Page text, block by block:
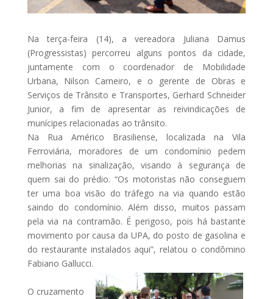
Na terça-feira (14), a vereadora Juliana Damus
(Progressistas) percorreu alguns pontos da cidade,
juntamente com o coordenador de Mobilidade
Urbana, Nilson Carneiro, e o gerente de Obras e
Serviços de Trânsito e Transportes, Gerhard Schneider
Junior, a fim de apresentar as reivindicações de
munícipes relacionadas ao trânsito.
Na Rua Américo Brasiliense, localizada na Vila
Ferroviária, moradores de um condomínio pedem
melhorias na sinalização, visando à segurança de
quem sai do prédio. “Os motoristas não conseguem
ter uma boa visão do tráfego na via quando estão
saindo do condomínio. Além disso, muitos passam
pela via na contramão. É perigoso, pois há bastante
movimento por causa da UPA, do posto de gasolina e
do restaurante instalados aqui”, relatou o condômino
Fabiano Gallucci.
O cruzamento